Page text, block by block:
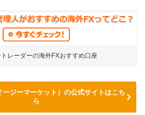
レーダーの海外FXおすすめ口座
ジーマーケット）の公式サイトはこち
ら